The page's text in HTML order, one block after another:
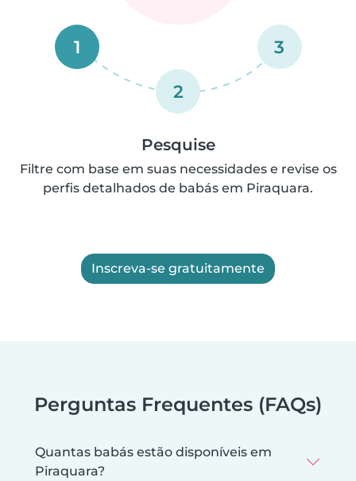
1
2
3
Pesquise
Filtre com base em suas necessidades e revise os
perfis detalhados de babás em Piraquara.
Inscreva-se gratuitamente
Perguntas Frequentes (FAQs)
Quantas babás estão disponíveis em
Piraquara?